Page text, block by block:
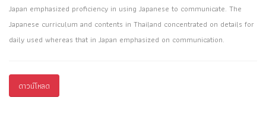
Japan emphasized proficiency in using Japanese to communicate. The
Japanese curriculum and contents in Thailand concentrated on details for
daily used whereas that in Japan emphasized on communication.
ดาวน์โหลด